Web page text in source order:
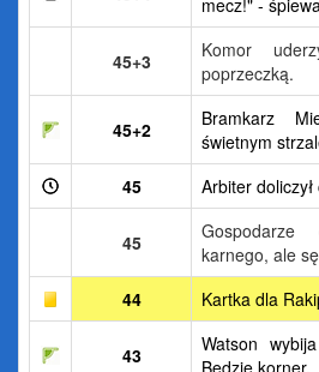
mecz!" -
45+3
Komor
poprzeczką.
45+2
Bramkarz
świetnym
45
Arbiter
45
karnego, ale
44
Kartka dla
43
Watson
Będzie korner.